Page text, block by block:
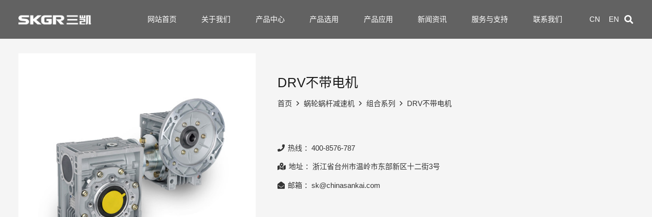
网站首页 关于我们 产品中心 产品选用 产品应用 新闻资讯 服务与支持 联系我们 CN EN
DRV不带电机
首页 蜗轮蜗杆减速机 组合系列 DRV不带电机
热线 ：400-8576-787
地址 ：浙江省台州市温岭市东部新区十二街3号
邮箱 ：sk@chinasankai.com